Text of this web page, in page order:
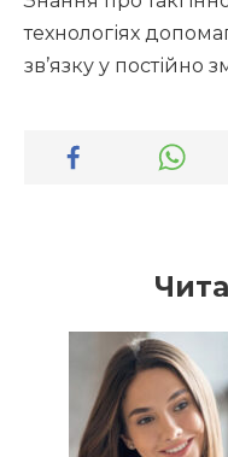
технологіях
зв’язку у постійно